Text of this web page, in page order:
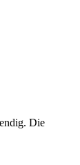
Die